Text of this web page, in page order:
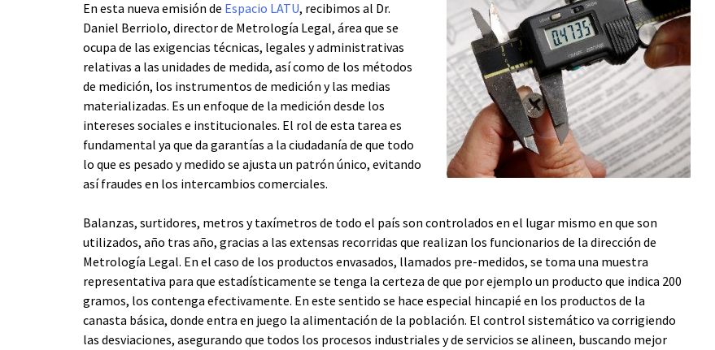
En esta nueva emisión de Espacio LATU, recibimos al Dr.
Daniel Berriolo, director de Metrología Legal, área que se
ocupa de las exigencias técnicas, legales y administrativas
relativas a las unidades de medida, así como de los métodos
de medición, los instrumentos de medición y las medias
materializadas. Es un enfoque de la medición desde los
intereses sociales e institucionales. El rol de esta tarea es
fundamental ya que da garantías a la ciudadanía de que todo
lo que es pesado y medido se ajusta un patrón único, evitando
así fraudes en los intercambios comerciales.
Balanzas, surtidores, metros y taxímetros de todo el país son controlados en el lugar mismo en que son
utilizados, año tras año, gracias a las extensas recorridas que realizan los funcionarios de la dirección de
Metrología Legal. En el caso de los productos envasados, llamados pre-medidos, se toma una muestra
representativa para que estadísticamente se tenga la certeza de que por ejemplo un producto que indica 200
gramos, los contenga efectivamente. En este sentido se hace especial hincapié en los productos de la
canasta básica, donde entra en juego la alimentación de la población. El control sistemático va corrigiendo
las desviaciones, asegurando que todos los procesos industriales y de servicios se alineen, buscando mejor